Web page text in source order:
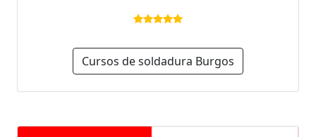
Cursos de soldadura Burgos